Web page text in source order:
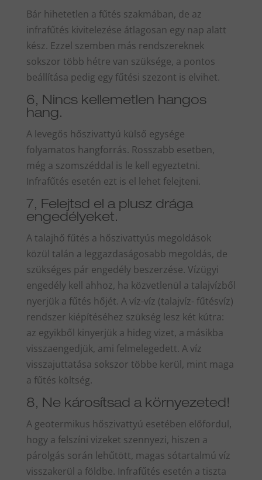
Bár hihetetlen a fűtés szakmában, de az
infrafűtés kivitelezése átlagosan egy nap alatt
kész. Ezzel szemben más rendszereknek
sokszor több hétre van szüksége, a pontos
beállítása pedig egy fűtési szezont is elvihet.
6, Nincs kellemetlen hangos
hang.
A levegős hőszivattyú külső egysége
folyamatos hangforrás. Rosszabb esetben,
még a szomszéddal is le kell egyeztetni.
Infrafűtés esetén ezt is el lehet felejteni.
7, Felejtsd el a plusz drága
engedélyeket.
A talajhő fűtés a hőszivattyús megoldások
közül talán a leggazdaságosabb megoldás, de
szükséges pár engedély beszerzése. Vízügyi
engedély kell ahhoz, ha közvetlenül a talajvízből
nyerjük a fűtés hőjét. A víz-víz (talajvíz- fűtésvíz)
rendszer kiépítéséhez szükség lesz két kútra:
az egyikből kinyerjük a hideg vizet, a másikba
visszaengedjük, ami felmelegedett. A víz
visszajuttatása sokszor többe kerül, mint maga
a fűtés költség.
8, Ne károsítsad a környezeted!
A geotermikus hőszivattyú esetében előfordul,
hogy a felszíni vizeket szennyezi, hiszen a
párolgás során lehűtött, magas sótartalmú víz
visszakerül a földbe. Infrafűtés esetén a tiszta